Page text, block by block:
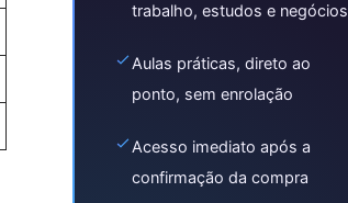
trabalho, estudos e negócios
Aulas práticas, direto ao
ponto, sem enrolação
Acesso imediato após a
confirmação da compra